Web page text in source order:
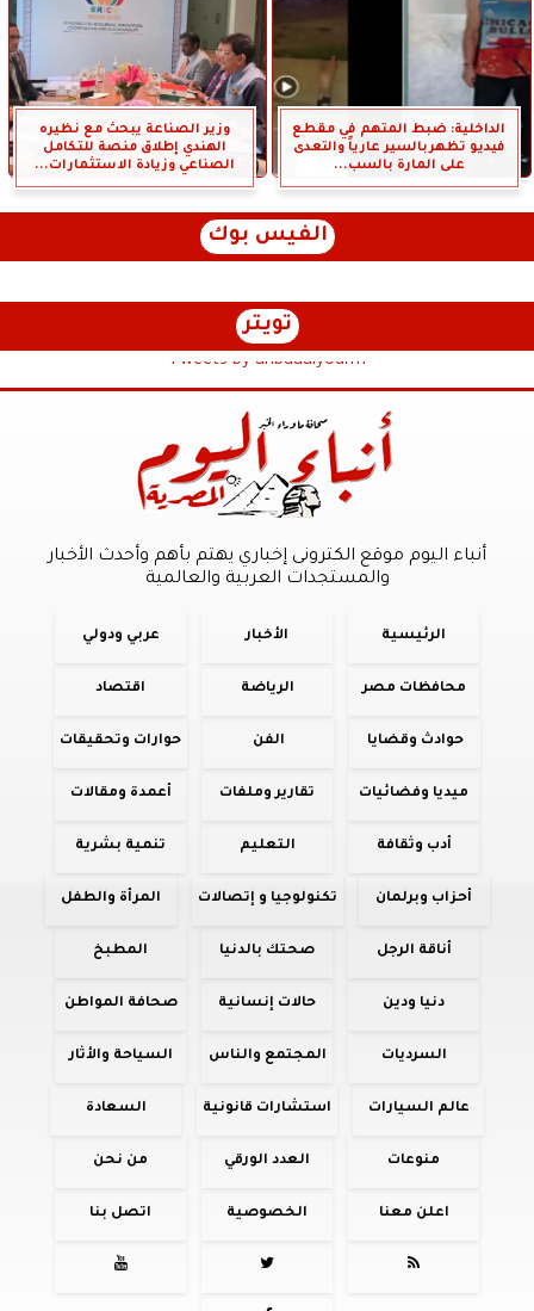
الداخلية: ضبط المتهم في مقطع
فيديو تظهربالسير عارياً والتعدى
على المارة بالسب...
وزير الصناعة يبحث مع نظيره
الهندي إطلاق منصة للتكامل
الصناعي وزيادة الاستثمارات...
الفيس بوك
تويتر
Tweets by anbaaalyoum1
أنباء اليوم موقع الكترونى إخباري يهتم بأهم وأحدث الأخبار
والمستجدات العربية والعالمية
الرئيسية الأخبار عربي ودولي
محافظات مصر الرياضة اقتصاد
حوادث وقضايا الفن حوارات وتحقيقات
ميديا وفضائيات تقارير وملفات أعمدة ومقالات
أدب وثقافة التعليم تنمية بشرية
أحزاب وبرلمان تكنولوجيا و إتصالات المرأة والطفل
أناقة الرجل صحتك بالدنيا المطبخ
دنيا ودين حالات إنسانية صحافة المواطن
السرديات المجتمع والناس السياحة والأثار
عالم السيارات استشارات قانونية السعادة
منوعات العدد الورقي من نحن
اعلن معنا الخصوصية اتصل بنا


